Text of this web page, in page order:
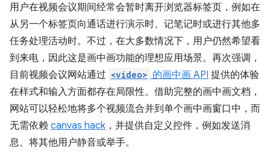
用户在视频会议期间经常会暂时离开浏览器标签页，例如在
从另一个标签页向通话进行演示时、记笔记时或进行其他多
任务处理活动时。不过，在大多数情况下，用户仍然希望看
到来电，因此这是画中画功能的理想应用场景。再次强调，
目前视频会议网站通过 <video> 的画中画 API 提供的体验
在样式和输入方面都存在局限性。借助完整的画中画文档，
网站可以轻松地将多个视频流合并到单个画中画窗口中，而
无需依赖 canvas hack ，并提供自定义控件，例如发送消
息、将其他用户静音或举手。